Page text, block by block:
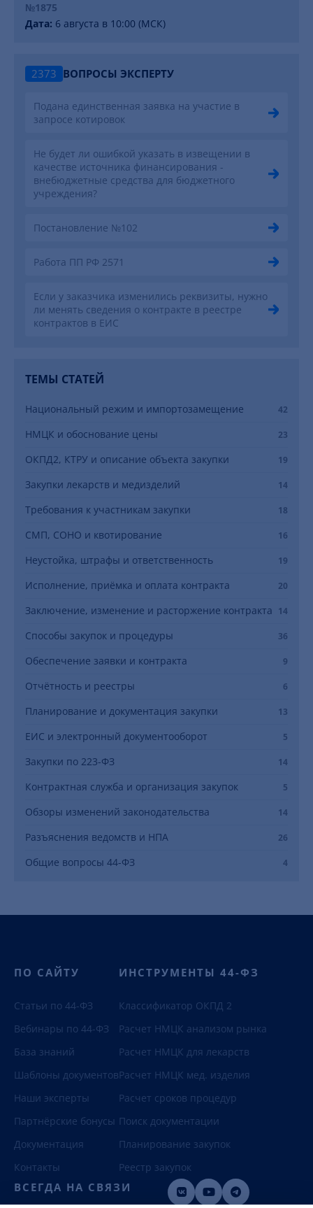
№1875
Дата: 6 августа в 10:00 (МСК)
2373 ВОПРОСЫ ЭКСПЕРТУ
Подана единственная заявка на участие в
запросе котировок
Не будет ли ошибкой указать в извещении в
качестве источника финансирования -
внебюджетные средства для бюджетного
учреждения?
Постановление №102
Работа ПП РФ 2571
Если у заказчика изменились реквизиты, нужно
ли менять сведения о контракте в реестре
контрактов в ЕИС
ТЕМЫ СТАТЕЙ
Национальный режим и импортозамещение 42
НМЦК и обоснование цены 23
ОКПД2, КТРУ и описание объекта закупки 19
Закупки лекарств и медизделий 14
Требования к участникам закупки 18
СМП, СОНО и квотирование 16
Неустойка, штрафы и ответственность 19
Исполнение, приёмка и оплата контракта 20
Заключение, изменение и расторжение контракта 14
Способы закупок и процедуры 36
Обеспечение заявки и контракта 9
Отчётность и реестры 6
Планирование и документация закупки 13
ЕИС и электронный документооборот 5
Закупки по 223-ФЗ 14
Контрактная служба и организация закупок 5
Обзоры изменений законодательства 14
Разъяснения ведомств и НПА 26
Общие вопросы 44-ФЗ 4
ПО САЙТУ
Статьи по 44-ФЗ
Вебинары по 44-ФЗ
База знаний
Шаблоны документов
Наши эксперты
Партнёрские бонусы
Документация
Контакты
ИНСТРУМЕНТЫ 44-ФЗ
Классификатор ОКПД 2
Расчет НМЦК анализом рынка
Расчет НМЦК для лекарств
Расчет НМЦК мед. изделия
Расчет сроков процедур
Поиск документации
Планирование закупок
Реестр закупок
ВСЕГДА НА СВЯЗИ